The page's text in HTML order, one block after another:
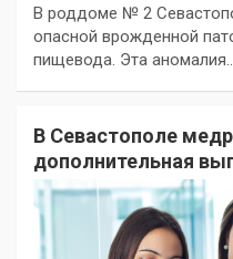
В роддоме № 2
опасной врожденной
пищевода. Эта
В Севастополе
дополнительная